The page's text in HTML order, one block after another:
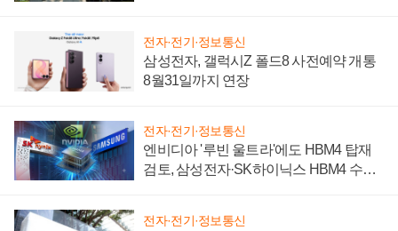
전자·전기·정보통신
삼성전자, 갤럭시Z 폴드8 사전예약 개통
8월31일까지 연장
전자·전기·정보통신
엔비디아 '루빈 울트라'에도 HBM4 탑재
검토, 삼성전자·SK하이닉스 HBM4 수율
전자·전기·정보통신